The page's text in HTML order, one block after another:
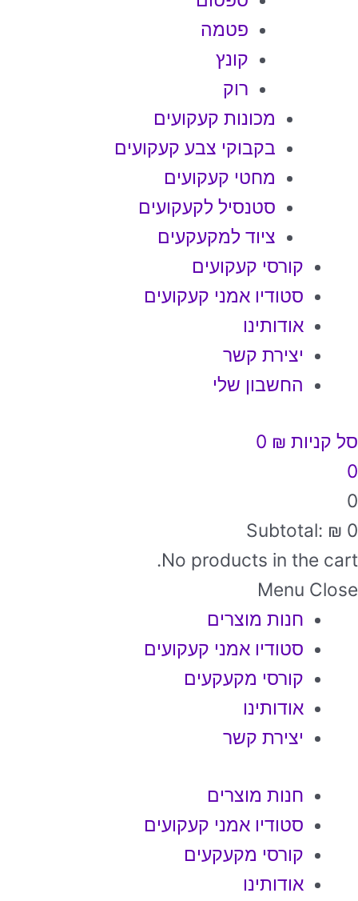
פטמה
קונץ
רוק
מכונות קעקועים
בקבוקי צבע קעקועים
מחטי קעקועים
סטנסיל לקעקועים
ציוד למקעקעים
קורסי קעקועים
סטודיו אמני קעקועים
אודותינו
יצירת קשר
החשבון שלי
סל קניות ₪
0
0
Subtotal: ₪ 0
No products in the cart.
Menu Close
חנות מוצרים
סטודיו אמני קעקועים
קורסי מקעקעים
אודותינו
יצירת קשר
חנות מוצרים
סטודיו אמני קעקועים
קורסי מקעקעים
אודותינו